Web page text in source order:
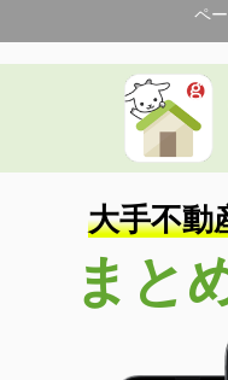
ペ
大手不動
まと